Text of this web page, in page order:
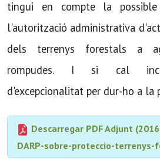
tingui en compte la
l'autorització administrativa
dels terrenys forestals a
rompudes. I si cal
d'excepcionalitat per dur-ho a la
Descarregar PDF Adjunt
DARP-sobre-proteccio-